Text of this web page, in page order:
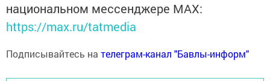
национальном мессенджере MАХ:
https://max.ru/tatmedia
Подписывайтесь на телеграм-канал "Бавлы-информ"